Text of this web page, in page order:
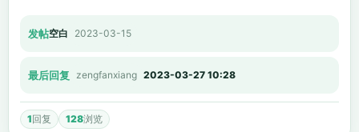
发帖空白 2023-03-15
最后回复 zengfanxiang 2023-03-27 10:28
1回复 128浏览